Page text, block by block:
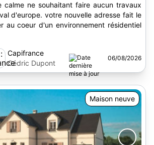
calme ne souhaitant faire aucun travaux
nouvelle adresse fait le
au coeur d'un environnement résidentiel
Capifrance
Cédric Dupont
06/08/2026
Maison neuve